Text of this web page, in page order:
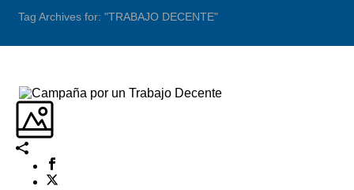
Tag Archives for: "TRABAJO DECENTE"